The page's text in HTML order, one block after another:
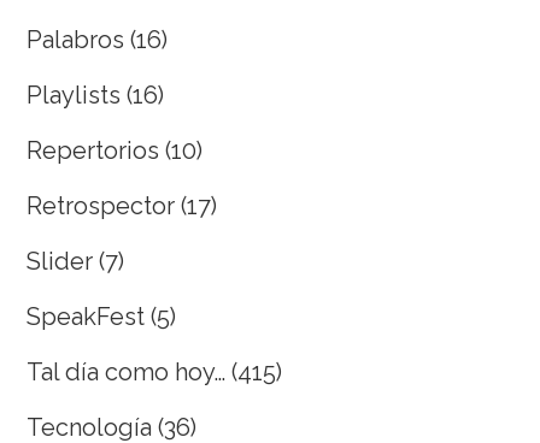
Palabros (16)
Playlists (16)
Repertorios (10)
Retrospector (17)
Slider (7)
SpeakFest (5)
Tal día como hoy… (415)
Tecnología (36)